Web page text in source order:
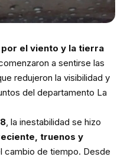
el viento y la tierra
a sentirse las
redujeron la visibilidad y
del departamento La
, la inestabilidad se hizo
truenos y
cambio de tiempo. Desde